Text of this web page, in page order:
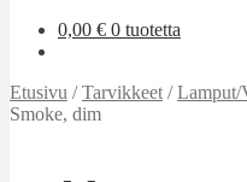
0,00 € 0 tuotetta
Etusivu /Tarvikkeet /Lamput/
Smoke, dim